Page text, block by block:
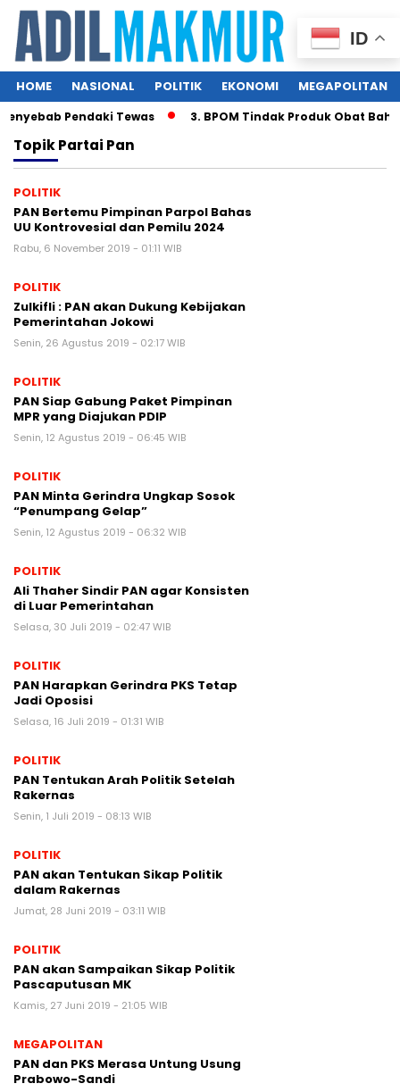
HOME NASIONAL POLITIK EKONOMI MEGAPOLITAN
Pendaki Tewas 3. BPOM Tindak Produk Obat
TopikPartai Pan
POLITIK
PAN Bertemu Pimpinan Parpol Bahas
UU Kontrovesial dan Pemilu 2024
Rabu, 6 November 2019 - 01:11 WIB
POLITIK
Zulkifli : PAN akan Dukung Kebijakan
Pemerintahan Jokowi
Senin, 26 Agustus 2019 - 02:17 WIB
POLITIK
PAN Siap Gabung Paket Pimpinan
MPR yang Diajukan PDIP
Senin, 12 Agustus 2019 - 06:45 WIB
POLITIK
PAN Minta Gerindra Ungkap Sosok
“Penumpang Gelap”
Senin, 12 Agustus 2019 - 06:32 WIB
POLITIK
Ali Thaher Sindir PAN agar Konsisten
di Luar Pemerintahan
Selasa, 30 Juli 2019 - 02:47 WIB
POLITIK
PAN Harapkan Gerindra PKS Tetap
Jadi Oposisi
Selasa, 16 Juli 2019 - 01:31 WIB
POLITIK
PAN Tentukan Arah Politik Setelah
Rakernas
Senin, 1 Juli 2019 - 08:13 WIB
POLITIK
PAN akan Tentukan Sikap Politik
dalam Rakernas
Jumat, 28 Juni 2019 - 03:11 WIB
POLITIK
PAN akan Sampaikan Sikap Politik
Pascaputusan MK
Kamis, 27 Juni 2019 - 21:05 WIB
MEGAPOLITAN
PAN dan PKS Merasa Untung Usung
Prabowo-Sandi
ID